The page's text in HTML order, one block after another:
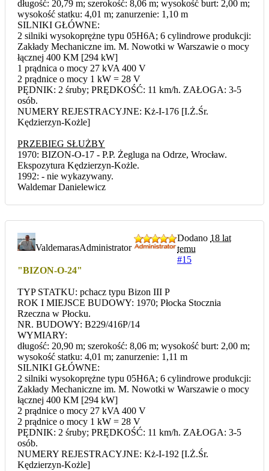
długość: 20,79 m; szerokość: 8,06 m; wysokość burt: 2,00 m;
wysokość statku: 4,01 m; zanurzenie: 1,10 m
SILNIKI GŁÓWNE:
2 silniki wysokoprężne typu 05H6A; 6 cylindrowe produkcji:
Zakłady Mechaniczne im. M. Nowotki w Warszawie o mocy
łącznej 400 KM [294 kW]
1 prądnica o mocy 27 kVA 400 V
2 prądnice o mocy 1 kW = 28 V
PĘDNIK: 2 śruby; PRĘDKOŚĆ: 11 km/h. ZAŁOGA: 3-5
osób.
NUMERY REJESTRACYJNE: Kż-I-176 [I.Ż.Śr.
Kędzierzyn-Kożle]
PRZEBIEG SŁUŻBY
1970: BIZON-O-17 - P.P. Żegluga na Odrze, Wrocław.
Ekspozytura Kędzierzyn-Kożle.
1992: - nie wykazywany.
Waldemar Danielewicz
ValdemarasAdministrator
Dodano 18 lat
temu
#15
"BIZON-O-24"
TYP STATKU: pchacz typu Bizon III P
ROK I MIEJSCE BUDOWY: 1970; Płocka Stocznia
Rzeczna w Płocku.
NR. BUDOWY: B229/416P/14
WYMIARY:
długość: 20,90 m; szerokość: 8,06 m; wysokość burt: 2,00 m;
wysokość statku: 4,01 m; zanurzenie: 1,11 m
SILNIKI GŁÓWNE:
2 silniki wysokoprężne typu 05H6A; 6 cylindrowe produkcji:
Zakłady Mechaniczne im. M. Nowotki w Warszawie o mocy
łącznej 400 KM [294 kW]
2 prądnice o mocy 27 kVA 400 V
2 prądnice o mocy 1 kW = 28 V
PĘDNIK: 2 śruby; PRĘDKOŚĆ: 11 km/h. ZAŁOGA: 3-5
osób.
NUMERY REJESTRACYJNE: Kż-I-192 [I.Ż.Śr.
Kędzierzyn-Kożle]